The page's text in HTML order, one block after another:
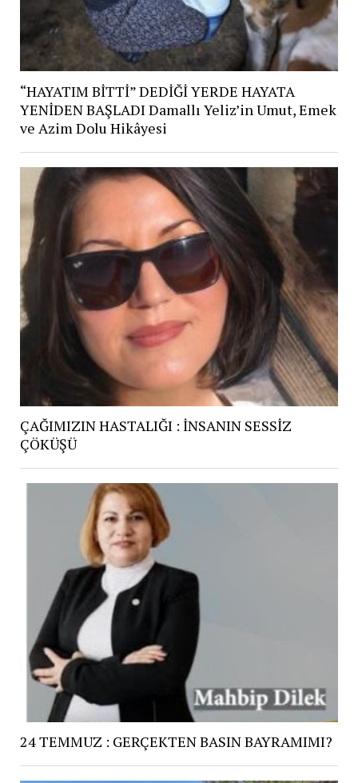
“HAYATIM BİTTİ” DEDİĞİ YERDE HAYATA
YENİDEN BAŞLADI Damallı Yeliz’in Umut, Emek
ve Azim Dolu Hikâyesi
ÇAĞIMIZIN HASTALIĞI : İNSANIN SESSİZ
ÇÖKÜŞÜ
24 TEMMUZ : GERÇEKTEN BASIN BAYRAMIMI?